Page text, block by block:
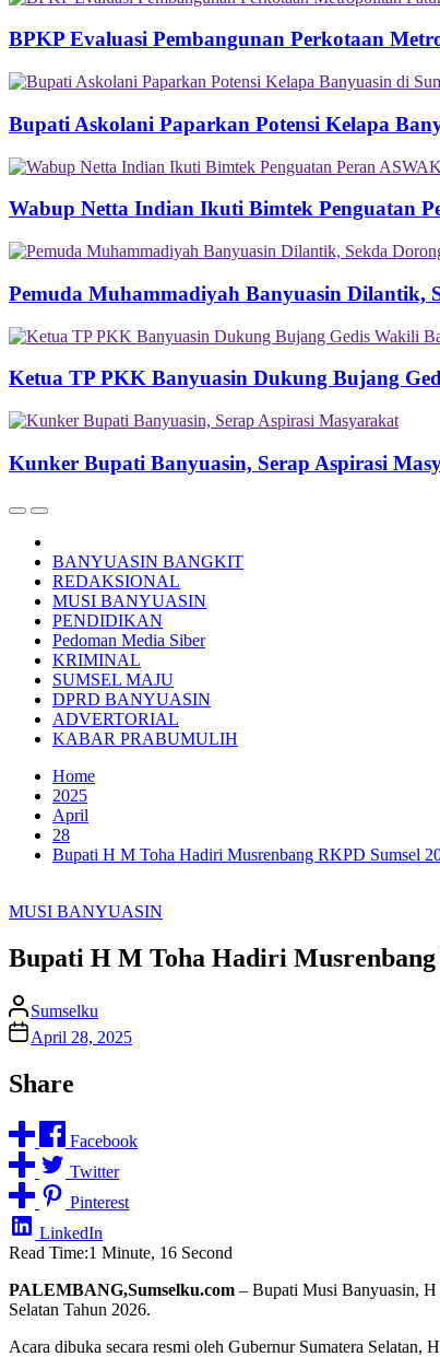
BPKP Evaluasi Pembangunan Perkotaan
Bupati Askolani Paparkan Potensi Kelapa
Wabup Netta Indian Ikuti Bimtek Penguatan
Pemuda Muhammadiyah Banyuasin Dilantik,
Ketua TP PKK Banyuasin Dukung Bujang
Kunker Bupati Banyuasin, Serap Aspirasi
BANYUASIN BANGKIT
REDAKSIONAL
MUSI BANYUASIN
PENDIDIKAN
Pedoman Media Siber
KRIMINAL
SUMSEL MAJU
DPRD BANYUASIN
ADVERTORIAL
KABAR PRABUMULIH
Home
2025
April
28
Bupati H M Toha Hadiri Musrenbang RKPD Sumsel
MUSI BANYUASIN
Bupati H M Toha Hadiri Musrenbang
Sumselku
April 28, 2025
Share
Facebook
Twitter
Pinterest
LinkedIn
Read Time:1 Minute, 16 Second
PALEMBANG,Sumselku.com – Bupati Musi Banyuasin, H
Selatan Tahun 2026.
Acara dibuka secara resmi oleh Gubernur Sumatera